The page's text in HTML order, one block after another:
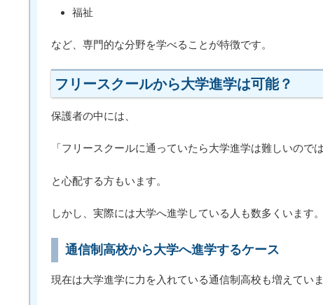
福祉
など、専門的な分野を学べることが特徴です。
フリースクールから大学進学は可能？
保護者の中には、
「フリースクールに通っていたら大学進学は難しいのでは
と心配する方もいます。
しかし、実際には大学へ進学している人も数多くいます。
通信制高校から大学へ進学するケース
現在は大学進学に力を入れている通信制高校も増えていま